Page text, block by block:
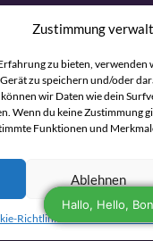
Zustimmung
zu bieten, verwenden
zu speichern und/oder
wir Daten wie dein
Wenn du keine Zustimmung
Funktionen und
Ablehnen
Richtlinie
Sehen Sie
Maintained and